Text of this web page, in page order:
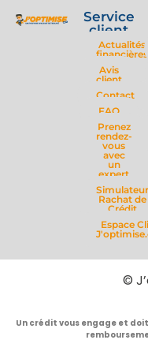
Service
client
Actualités
financières
Avis
client
Contact
FAQ
Prenez
rendez-
vous
avec
un
expert
Simulateur
Rachat de
Crédit
Espace
©
Un crédit vous engage et